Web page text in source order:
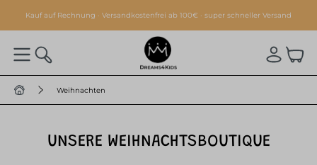
springen
Kauf auf Rechnung · Versandkostenfrei ab 100€ · super schneller Versand
Weihnachten
UNSERE WEIHNACHTSBOUTIQUE